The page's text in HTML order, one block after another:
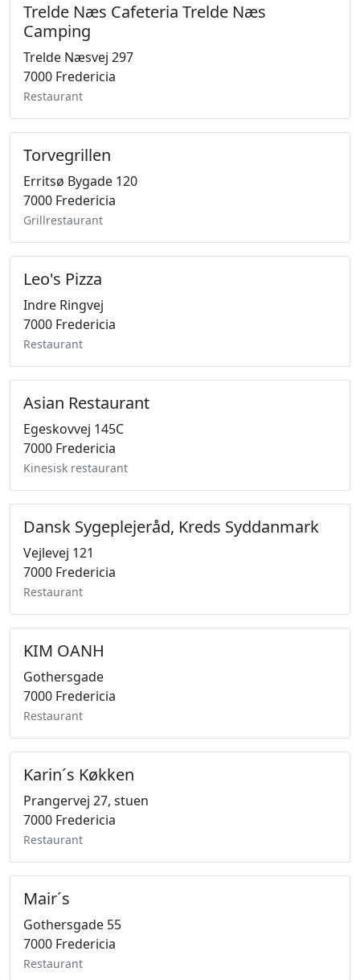
Trelde Næs Cafeteria Trelde Næs
Camping
Trelde Næsvej 297
7000 Fredericia
Restaurant
Torvegrillen
Erritsø Bygade 120
7000 Fredericia
Grillrestaurant
Leo's Pizza
Indre Ringvej
7000 Fredericia
Restaurant
Asian Restaurant
Egeskovvej 145C
7000 Fredericia
Kinesisk restaurant
Dansk Sygeplejeråd, Kreds Syddanmark
Vejlevej 121
7000 Fredericia
Restaurant
KIM OANH
Gothersgade
7000 Fredericia
Restaurant
Karin´s Køkken
Prangervej 27, stuen
7000 Fredericia
Restaurant
Mair´s
Gothersgade 55
7000 Fredericia
Restaurant